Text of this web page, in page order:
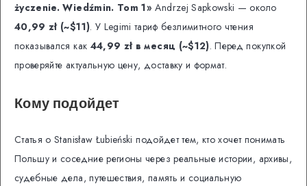
życzenie. Wiedźmin. Tom 1» Andrzej Sapkowski — около
40,99 zł (~$11). У Legimi тариф безлимитного чтения
показывался как 44,99 zł в месяц (~$12). Перед покупкой
проверяйте актуальную цену, доставку и формат.
Кому подойдет
Статья о Stanisław Łubieński подойдет тем, кто хочет понимать
Польшу и соседние регионы через реальные истории, архивы,
судебные дела, путешествия, память и социальную